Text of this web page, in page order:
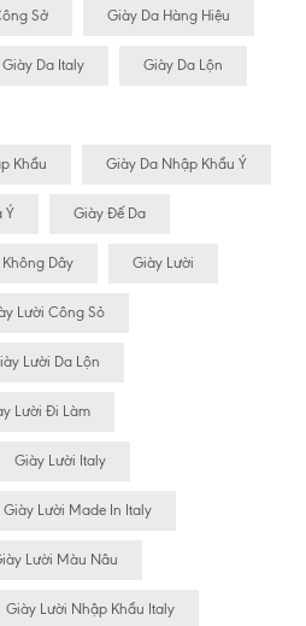
Sở Giày Da Hàng Hiệu
Giày Da Italy Giày Da Lộn
Khẩu Giày Da Nhập Khẩu Ý
Ý Giày Đế Da
Dây Giày Lười
Lười Công Sỏ
Lười Da Lộn
Lười Đi Làm
Giày Lười Italy
Giày Lười Made In Italy
Lười Màu Nâu
Giày Lười Nhập Khẩu Italy